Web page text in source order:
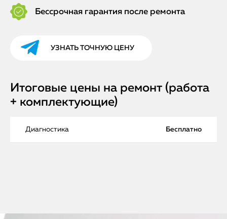
Бессрочная гарантия после ремонта
УЗНАТЬ ТОЧНУЮ ЦЕНУ
Итоговые цены на ремонт (работа
+ комплектующие)
Диагностика Бесплатно